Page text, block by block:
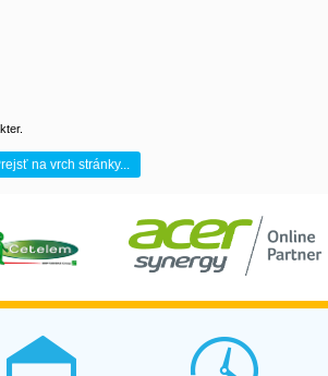
na vrch stránky...